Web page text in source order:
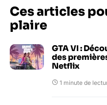
Ces articles
plaire
GTA VI :
des
Netflix
1 minute de